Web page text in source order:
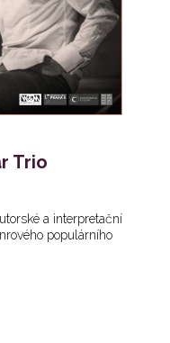
Trio
a interpretační
populárního